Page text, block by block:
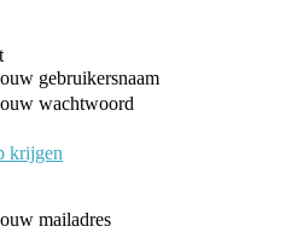
gebruikersnaam
wachtwoord
krijgen
mailadres